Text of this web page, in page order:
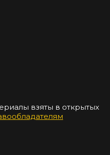
взяты в открытых